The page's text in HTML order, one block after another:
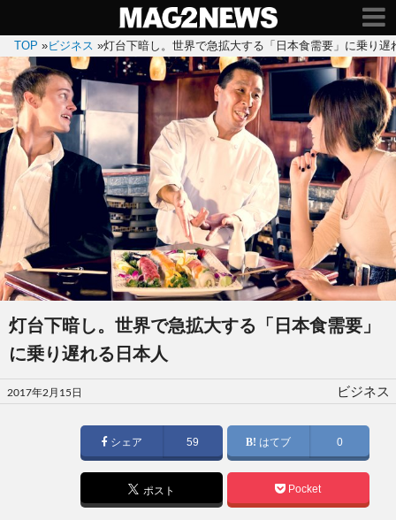
TOP »ビジネス »灯台下暗し。世界で急拡大する「日本食需要」に乗り遅
灯台下暗し。世界で急拡大する「日本食需要」
に乗り遅れる日本人
投
稿
2017年2月15日 ビジネス
シェア 59 はてブ 0
ポスト Pocket